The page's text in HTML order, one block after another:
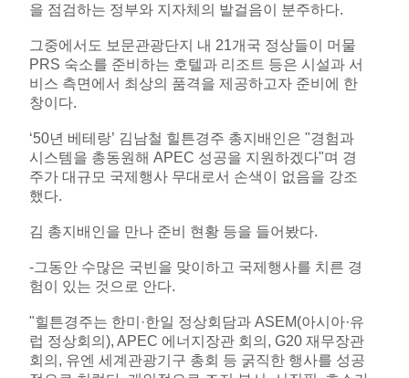
을 점검하는 정부와 지자체의 발걸음이 분주하다.
그중에서도 보문관광단지 내 21개국 정상들이 머물
PRS 숙소를 준비하는 호텔과 리조트 등은 시설과 서
비스 측면에서 최상의 품격을 제공하고자 준비에 한
창이다.
‘50년 베테랑’ 김남철 힐튼경주 총지배인은 "경험과
시스템을 총동원해 APEC 성공을 지원하겠다"며 경
주가 대규모 국제행사 무대로서 손색이 없음을 강조
했다.
김 총지배인을 만나 준비 현황 등을 들어봤다.
-그동안 수많은 국빈을 맞이하고 국제행사를 치른 경
험이 있는 것으로 안다.
"힐튼경주는 한미·한일 정상회담과 ASEM(아시아·유
럽 정상회의), APEC 에너지장관 회의, G20 재무장관
회의, 유엔 세계관광기구 총회 등 굵직한 행사를 성공